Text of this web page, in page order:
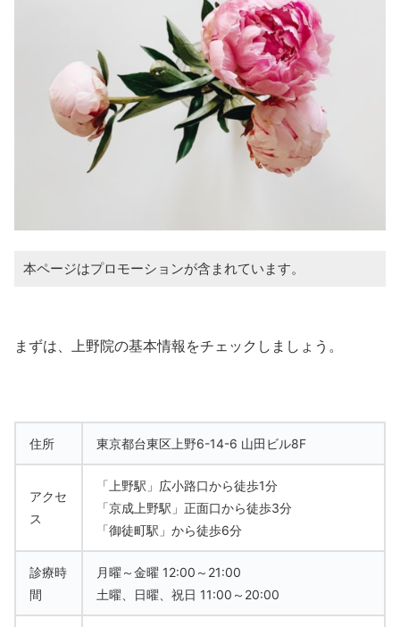
本ページはプロモーションが含まれています。
まずは、上野院の基本情報をチェックしましょう。
住所 東京都台東区上野6-14-6 山田ビル8F
アクセ
ス
「上野駅」広小路口から徒歩1分
「京成上野駅」正面口から徒歩3分
「御徒町駅」から徒歩6分
診療時
間
月曜～金曜 12:00～21:00
土曜、日曜、祝日 11:00～20:00